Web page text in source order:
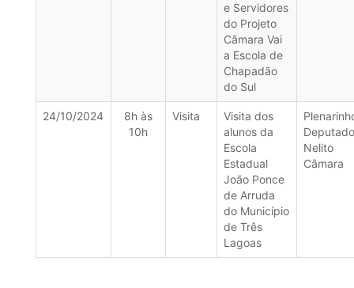
e Servidores
do Projeto
Câmara Vai
a Escola de
Chapadão
do Sul
24/10/2024
8h às
10h
Visita
Visita dos
alunos da
Escola
Estadual
João Ponce
de Arruda
do Município
de Três
Lagoas
Deputado
Nelito
Câmara